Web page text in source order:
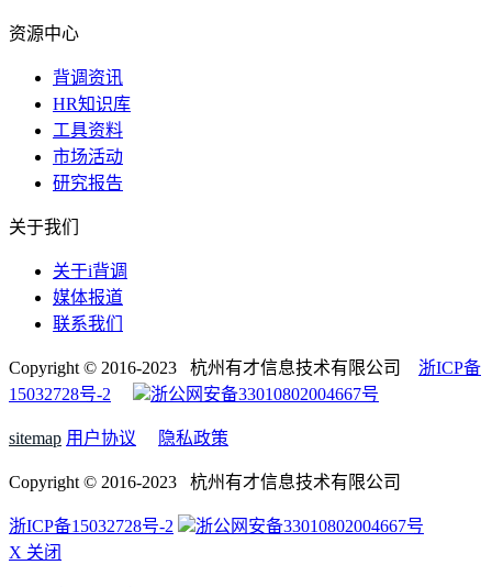
资源中心
背调资讯
HR知识库
工具资料
市场活动
研究报告
关于我们
关于i背调
媒体报道
联系我们
Copyright © 2016-2023 杭州有才信息技术有限公司 浙ICP备
15032728号-2
浙公网安备33010802004667号
sitemap 用户协议 隐私政策
Copyright © 2016-2023 杭州有才信息技术有限公司
浙ICP备15032728号-2
浙公网安备33010802004667号
X 关闭